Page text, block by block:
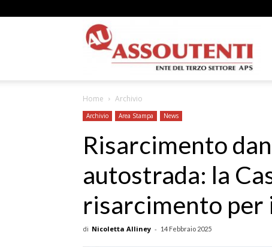
Home Archivio
Archivio Area Stampa News
Risarcimento
autostrada: la
risarcimento
di Nicoletta Alliney - 14 Febbraio 2025